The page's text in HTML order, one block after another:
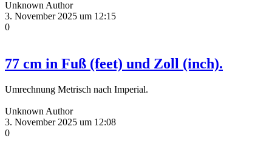
Unknown Author
3. November 2025 um 12:15
0
77 cm in Fuß (feet) und Zoll (inch).
Umrechnung Metrisch nach Imperial.
Unknown Author
3. November 2025 um 12:08
0